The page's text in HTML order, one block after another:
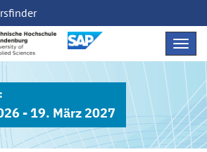
- 19. März 2027